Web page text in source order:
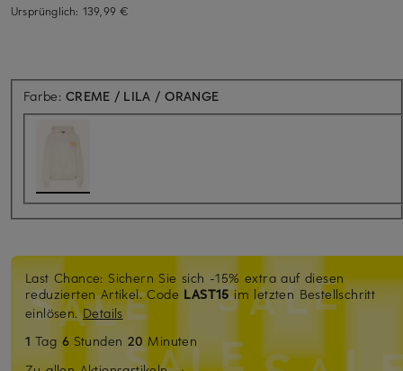
Ursprünglich: 139,99 €
Farbe:CREME / LILA / ORANGE
Last Chance: Sichern Sie sich -15% extra auf diesen
reduzierten Artikel. Code LAST15im letzten Bestellschritt
einlösen.Details
1 Tag 6 Stunden 20 Minuten